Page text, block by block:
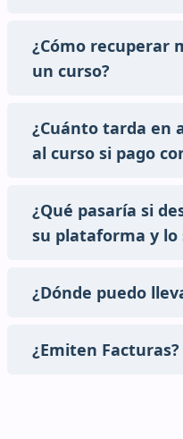
¿Cómo recuperar
un curso?
¿Cuánto tarda en
al curso si pago
¿Qué pasaría si
su plataforma y lo
¿Dónde puedo
¿Emiten Facturas?